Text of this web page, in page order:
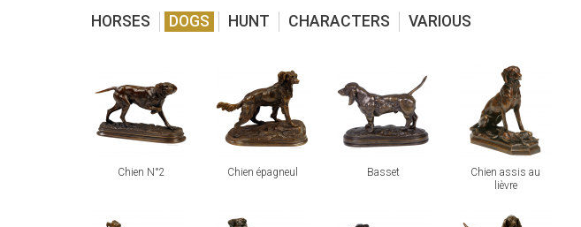
HORSES DOGS HUNT CHARACTERS VARIOUS
Chien N°2 Chien épagneul Basset
Chien assis au
lièvre
view view